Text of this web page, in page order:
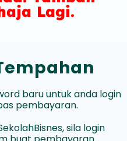
Lagi.
baru untuk anda login
pembayaran.
sila login